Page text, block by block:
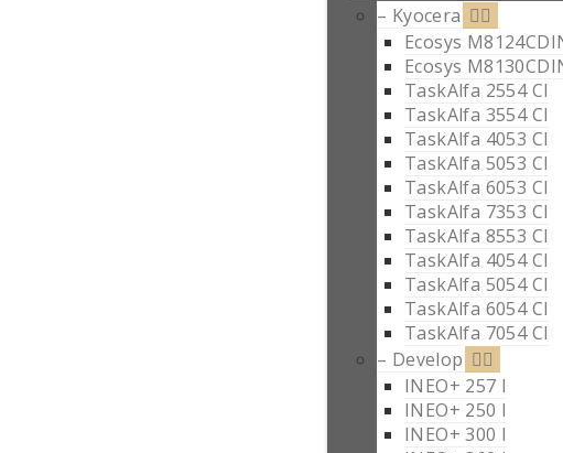
– Kyocera
Ecosys
Ecosys
TaskAlfa 2554 CI
TaskAlfa 3554 CI
TaskAlfa 4053 CI
TaskAlfa 5053 CI
TaskAlfa 6053 CI
TaskAlfa 7353 CI
TaskAlfa 8553 CI
TaskAlfa 4054 CI
TaskAlfa 5054 CI
TaskAlfa 6054 CI
TaskAlfa 7054 CI
– Develop
INEO+ 257 I
INEO+ 250 I
INEO+ 300 I